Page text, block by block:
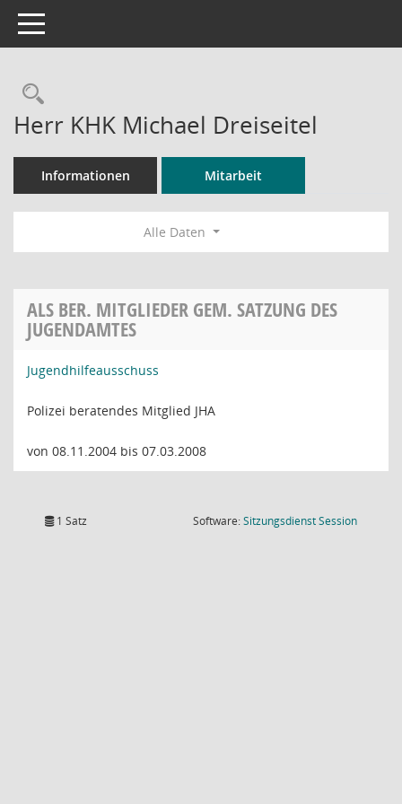
Toggle navigation
Rechercheauswahl
Herr KHK Michael Dreiseitel
Informationen Mitarbeit
Alle Daten
ALS BER. MITGLIEDER GEM. SATZUNG DES
JUGENDAMTES
Jugendhilfeausschuss
Polizei beratendes Mitglied JHA
von 08.11.2004 bis 07.03.2008
1 Satz Software:SitzungsdienstSession(Wird in